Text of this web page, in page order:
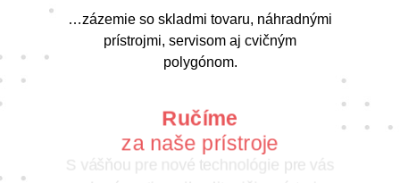
…zázemie so skladmi tovaru, náhradnými
prístrojmi, servisom aj cvičným
polygónom.
Ručíme
za naše prístroje